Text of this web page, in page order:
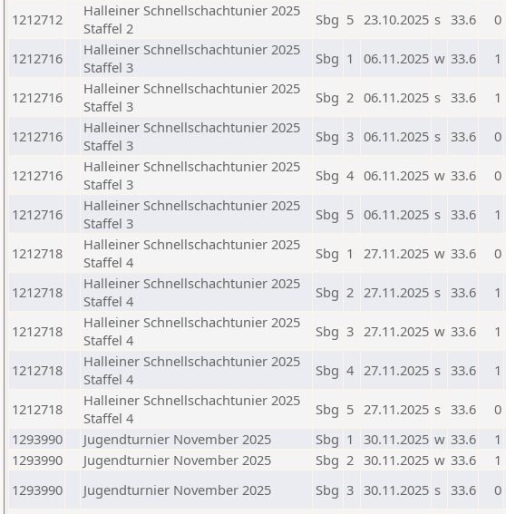
1212712
Halleiner Schnellschachtunier 2025
Staffel 2
Sbg 5 23.10.2025 s 33.6 0
1212716
Halleiner Schnellschachtunier 2025
Staffel 3
Sbg 1 06.11.2025 w 33.6 1
1212716
Halleiner Schnellschachtunier 2025
Staffel 3
Sbg 2 06.11.2025 s 33.6 1
1212716
Halleiner Schnellschachtunier 2025
Staffel 3
Sbg 3 06.11.2025 s 33.6 0
1212716
Halleiner Schnellschachtunier 2025
Staffel 3
Sbg 4 06.11.2025 w 33.6 0
1212716
Halleiner Schnellschachtunier 2025
Staffel 3
Sbg 5 06.11.2025 s 33.6 1
1212718
Halleiner Schnellschachtunier 2025
Staffel 4
Sbg 1 27.11.2025 w 33.6 0
1212718
Halleiner Schnellschachtunier 2025
Staffel 4
Sbg 2 27.11.2025 s 33.6 1
1212718
Halleiner Schnellschachtunier 2025
Staffel 4
Sbg 3 27.11.2025 w 33.6 1
1212718
Halleiner Schnellschachtunier 2025
Staffel 4
Sbg 4 27.11.2025 s 33.6 1
1212718
Halleiner Schnellschachtunier 2025
Staffel 4
Sbg 5 27.11.2025 s 33.6 0
1293990
Jugendturnier November 2025 Sbg 1 30.11.2025 w 33.6 1
1293990
Jugendturnier November 2025 Sbg 2 30.11.2025 w 33.6 1
1293990
Jugendturnier November 2025 Sbg 3 30.11.2025 s 33.6 0